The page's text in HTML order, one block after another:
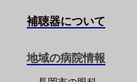
補聴器について
地域の病院情報